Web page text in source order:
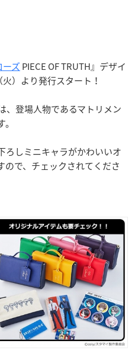
ズ PIECE OF TRUTH』デザイ
）より発行スタート！
、登場人物であるマトリメン
ろしミニキャラがかわいいオ
ので、チェックされてくださ